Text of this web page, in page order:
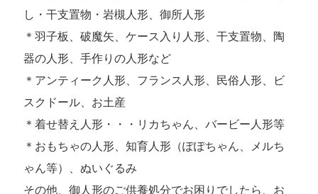
し・干支置物・岩槻人形、御所人形
＊羽子板、破魔矢、ケース入り人形、干支置物、陶
器の人形、手作りの人形など
＊アンティーク人形、フランス人形、民俗人形、ビ
スクドール、お土産
＊着せ替え人形・・・リカちゃん、バービー人形等
＊おもちゃの人形、知育人形（ぽぽちゃん、メルち
ゃん等）、ぬいぐるみ
その他、御人形のご供養処分でお困りでしたら、お